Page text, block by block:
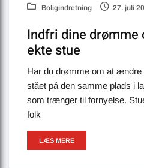
Boligindretning 27. juli
Indfri dine drømme
ekte stue
Har du drømme om at ændre
stået på den samme plads i
som trænger til fornyelse.
folk
LÆS MERE